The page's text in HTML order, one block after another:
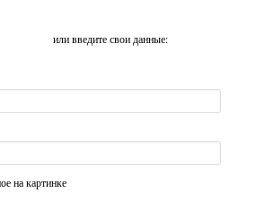
или введите свои данные:
на картинке